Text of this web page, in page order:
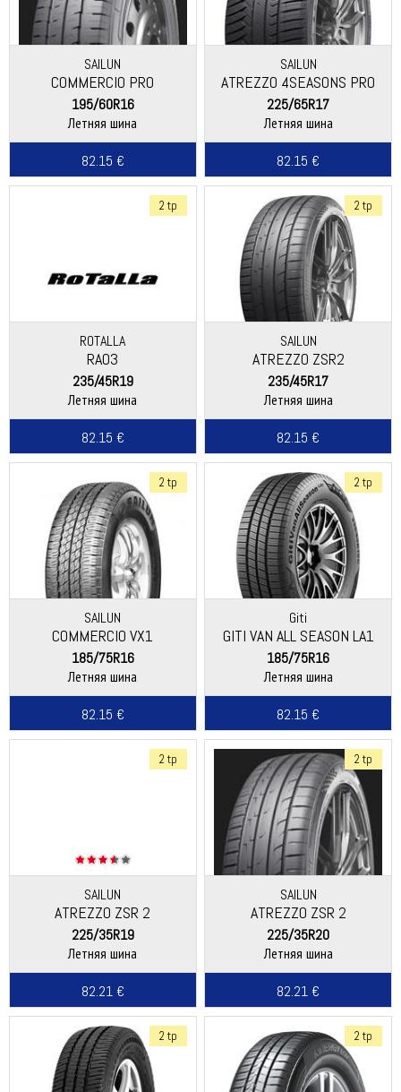
SAILUN
COMMERCIO PRO
195/60R16
Летняя шина
82.15 €
SAILUN
ATREZZO 4SEASONS PRO
225/65R17
Летняя шина
82.15 €
2 tp
ROTALLA
RA03
235/45R19
Летняя шина
82.15 €
2 tp
SAILUN
ATREZZO ZSR2
235/45R17
Летняя шина
82.15 €
2 tp
SAILUN
COMMERCIO VX1
185/75R16
Летняя шина
82.15 €
2 tp
Giti
GITI VAN ALL SEASON LA1
185/75R16
Летняя шина
82.15 €
2 tp
SAILUN
ATREZZO ZSR 2
225/35R19
Летняя шина
82.21 €
2 tp
SAILUN
ATREZZO ZSR 2
225/35R20
Летняя шина
82.21 €
2 tp 2 tp